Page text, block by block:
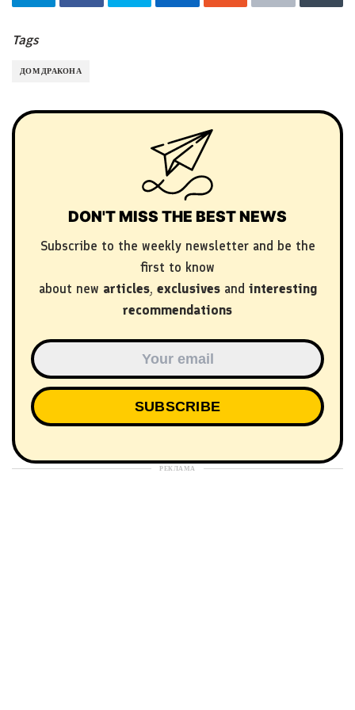
Tags
ДОМ ДРАКОНА
DON'T MISS THE BEST NEWS
Subscribe to the weekly newsletter and be the
first to know
about new articles, exclusivesand interesting
recommendations
РЕКЛАМА